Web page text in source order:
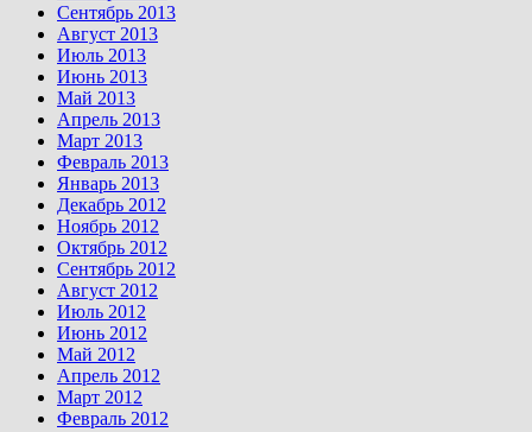
Сентябрь 2013
Август 2013
Июль 2013
Июнь 2013
Май 2013
Апрель 2013
Март 2013
Февраль 2013
Январь 2013
Декабрь 2012
Ноябрь 2012
Октябрь 2012
Сентябрь 2012
Август 2012
Июль 2012
Июнь 2012
Май 2012
Апрель 2012
Март 2012
Февраль 2012